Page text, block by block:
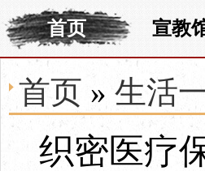
首页 宣教
首页 » 生活
织密医疗